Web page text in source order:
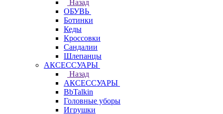
Назад
ОБУВЬ
Ботинки
Кеды
Кроссовки
Сандалии
Шлепанцы
АКСЕССУАРЫ
Назад
АКСЕССУАРЫ
BbTalkin
Головные уборы
Игрушки